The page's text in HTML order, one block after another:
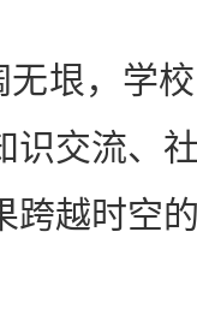
垠，学校
识交流、
跨越时空